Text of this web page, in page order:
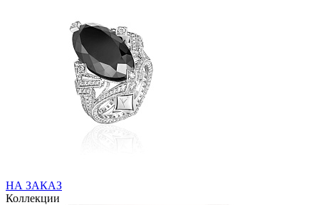
НА ЗАКАЗ
Коллекции